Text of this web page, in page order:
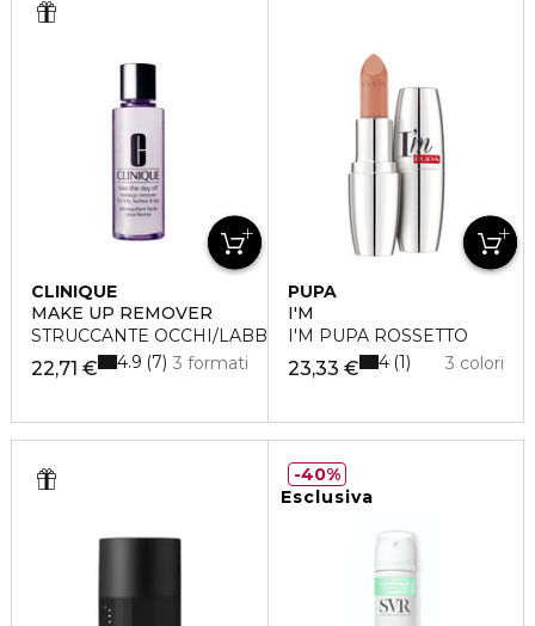
CLINIQUE
MAKE UP REMOVER
STRUCCANTE OCCHI/LABBRA TAKE THE DAY OFF
22,71 € 3 formati
4.9 7
PUPA
I'M
I'M PUPA ROSSETTO
23,33 € 3 colori
4 1
Esclusiva
40%